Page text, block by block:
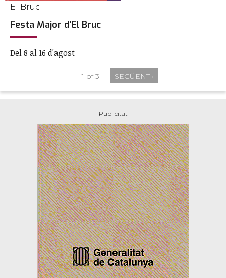
El Bruc
Festa Major d'El Bruc
Del 8 al 16 d'agost
1 of 3 SEGÜENT ›